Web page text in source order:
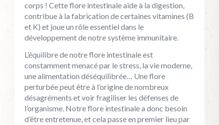
corps ! Cette flore intestinale aide à la digestion,
contribue à la fabrication de certaines vitamines (B
et K) et joue un rôle essentiel dans le
développement de notre système immunitaire.
L’équilibre de notre flore intestinale est
constamment menacé par le stress, la vie moderne,
une alimentation déséquilibrée… Une flore
perturbée peut être à l’origine de nombreux
désagréments et voir fragiliser les défenses de
l’organisme. Notre flore intestinale a donc besoin
d’être entretenue, et cela passe en premier lieu par